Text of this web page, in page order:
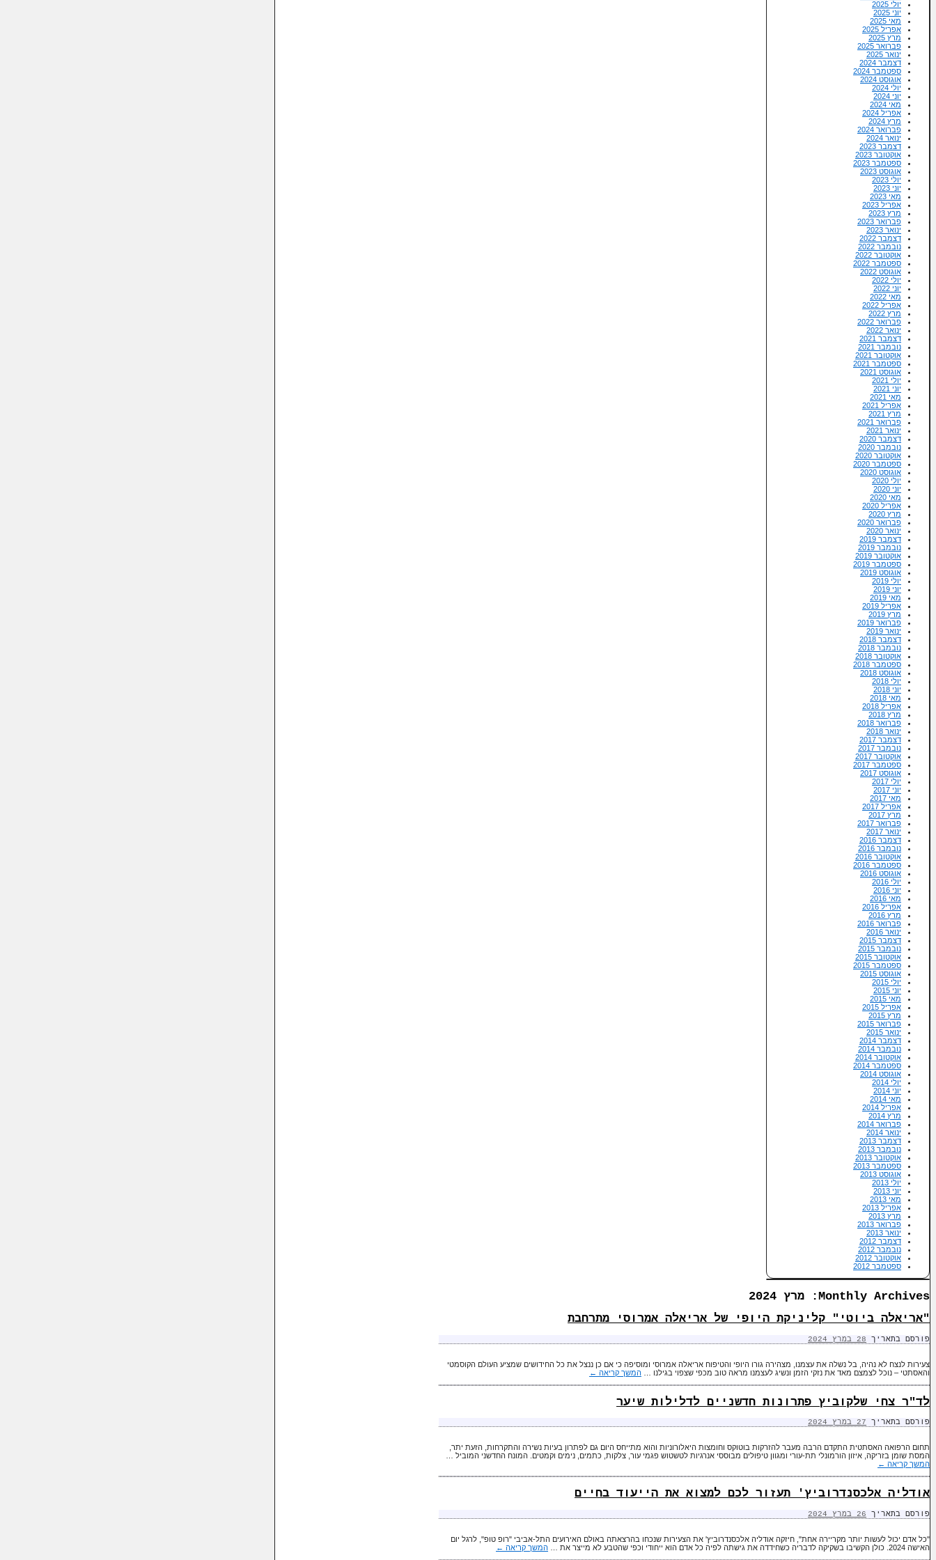
יולי 2025
יוני 2025
מאי 2025
אפריל 2025
מרץ 2025
פברואר 2025
ינואר 2025
דצמבר 2024
ספטמבר 2024
אוגוסט 2024
יולי 2024
יוני 2024
מאי 2024
אפריל 2024
מרץ 2024
פברואר 2024
ינואר 2024
דצמבר 2023
אוקטובר 2023
ספטמבר 2023
אוגוסט 2023
יולי 2023
יוני 2023
מאי 2023
אפריל 2023
מרץ 2023
פברואר 2023
ינואר 2023
דצמבר 2022
נובמבר 2022
אוקטובר 2022
ספטמבר 2022
אוגוסט 2022
יולי 2022
יוני 2022
מאי 2022
אפריל 2022
מרץ 2022
פברואר 2022
ינואר 2022
דצמבר 2021
נובמבר 2021
אוקטובר 2021
ספטמבר 2021
אוגוסט 2021
יולי 2021
יוני 2021
מאי 2021
אפריל 2021
מרץ 2021
פברואר 2021
ינואר 2021
דצמבר 2020
נובמבר 2020
אוקטובר 2020
ספטמבר 2020
אוגוסט 2020
יולי 2020
יוני 2020
מאי 2020
אפריל 2020
מרץ 2020
פברואר 2020
ינואר 2020
דצמבר 2019
נובמבר 2019
אוקטובר 2019
ספטמבר 2019
אוגוסט 2019
יולי 2019
יוני 2019
מאי 2019
אפריל 2019
מרץ 2019
פברואר 2019
ינואר 2019
דצמבר 2018
נובמבר 2018
אוקטובר 2018
ספטמבר 2018
אוגוסט 2018
יולי 2018
יוני 2018
מאי 2018
אפריל 2018
מרץ 2018
פברואר 2018
ינואר 2018
דצמבר 2017
נובמבר 2017
אוקטובר 2017
ספטמבר 2017
אוגוסט 2017
יולי 2017
יוני 2017
מאי 2017
אפריל 2017
מרץ 2017
פברואר 2017
ינואר 2017
דצמבר 2016
נובמבר 2016
אוקטובר 2016
ספטמבר 2016
אוגוסט 2016
יולי 2016
יוני 2016
מאי 2016
אפריל 2016
מרץ 2016
פברואר 2016
ינואר 2016
דצמבר 2015
נובמבר 2015
אוקטובר 2015
ספטמבר 2015
אוגוסט 2015
יולי 2015
יוני 2015
מאי 2015
אפריל 2015
מרץ 2015
פברואר 2015
ינואר 2015
דצמבר 2014
נובמבר 2014
אוקטובר 2014
ספטמבר 2014
אוגוסט 2014
יולי 2014
יוני 2014
מאי 2014
אפריל 2014
מרץ 2014
פברואר 2014
ינואר 2014
דצמבר 2013
נובמבר 2013
אוקטובר 2013
ספטמבר 2013
אוגוסט 2013
יולי 2013
יוני 2013
מאי 2013
אפריל 2013
מרץ 2013
פברואר 2013
ינואר 2013
דצמבר 2012
נובמבר 2012
אוקטובר 2012
ספטמבר 2012
Monthly Archives:
מרץ 2024
"אריאלה ביוטי" קליניקת היופי של אריאלה אמרוסי מתרחבת
פורסם בתאריך 28 במרץ 2024
צעירות לנצח לא נהיה, בל נשלה את עצמנו, מצהירה גורו היופי והטיפוח אריאלה אמרוסי ומוסיפה כי אם כן ננצל את כל החידושים שמציע העולם הקוסמטי
והאסתטי – נוכל לצמצם מאד את נזקי הזמן ונשיג לעצמנו מראה טוב מכפי שצפוי בגילנו … המשך קריאה ←
לד"ר צחי שלקוביץ פתרונות חדשניים לדלילות שיער
פורסם בתאריך 27 במרץ 2024
תחום הרפואה האסתטית התקדם הרבה מעבר להזרקות בוטוקס וחומצות היאלורוניות והוא מתייחס היום גם לפתרון בעיות נשירה והתקרחות, הזעת יתר,
המסת שומן בזריקה, איזון הורמונלי תת-עורי ומגוון טיפולים מבוססי אנרגיות לטשטוש פגמי עור, צלקות, כתמים, נימים וקמטים. המונח החדשני המוביל …
המשך קריאה ←
אודליה אלכסנדרוביץ' תעזור לכם למצוא את הייעוד בחיים
פורסם בתאריך 26 במרץ 2024
"כל אדם יכול לעשות יותר מקריירה אחת", חיזקה אודליה אלכסנדרוביץ' את הצעירות שנכחו בהרצאתה באולם האירועים התל-אביבי "רופ טופ", לרגל יום
האישה 2024. כולן הקשיבו בשקיקה לדבריה כשחידדה את גישתה לפיה כל אדם הוא ייחודי וכפי שהטבע לא מייצר את …
המשך קריאה ←